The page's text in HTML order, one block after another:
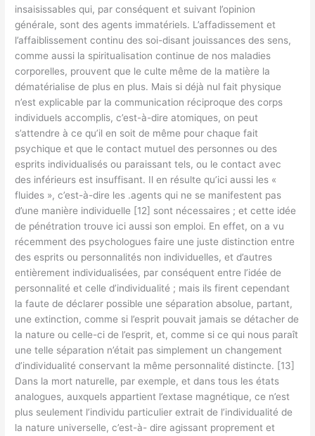
insaisissables qui, par conséquent et suivant l’opinion
générale, sont des agents immatériels. L’affadissement et
l’affaiblissement continu des soi-disant jouissances des sens,
comme aussi la spiritualisation continue de nos maladies
corporelles, prouvent que le culte même de la matière la
dématérialise de plus en plus. Mais si déjà nul fait physique
n’est explicable par la communication réciproque des corps
individuels accomplis, c’est-à-dire atomiques, on peut
s’attendre à ce qu’il en soit de même pour chaque fait
psychique et que le contact mutuel des personnes ou des
esprits individualisés ou paraissant tels, ou le contact avec
des inférieurs est insuffisant. Il en résulte qu’ici aussi les «
fluides », c’est-à-dire les .agents qui ne se manifestent pas
d’une manière individuelle [12] sont nécessaires ; et cette idée
de pénétration trouve ici aussi son emploi. En effet, on a vu
récemment des psychologues faire une juste distinction entre
des esprits ou personnalités non individuelles, et d’autres
entièrement individualisées, par conséquent entre l’idée de
personnalité et celle d’individualité ; mais ils firent cependant
la faute de déclarer possible une séparation absolue, partant,
une extinction, comme si l’esprit pouvait jamais se détacher de
la nature ou celle-ci de l’esprit, et, comme si ce qui nous paraît
une telle séparation n’était pas simplement un changement
d’individualité conservant la même personnalité distincte. [13]
Dans la mort naturelle, par exemple, et dans tous les états
analogues, auxquels appartient l’extase magnétique, ce n’est
plus seulement l’individu particulier extrait de l’individualité de
la nature universelle, c’est-à- dire agissant proprement et